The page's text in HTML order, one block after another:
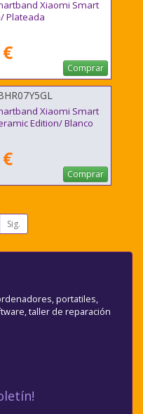
Xiaomi Smart
Plateada
Comprar
Xiaomi Smart
Edition/ Blanco
Comprar
Sig.
portatiles,
taller de reparación